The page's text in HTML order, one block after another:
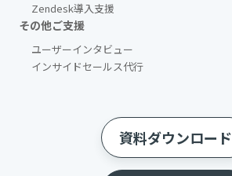
Zendesk導入支援
その他ご支援​
ユーザーインタビュー
インサイドセールス代行
資料ダウンロード